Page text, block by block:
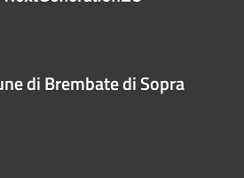
di Brembate di Sopra